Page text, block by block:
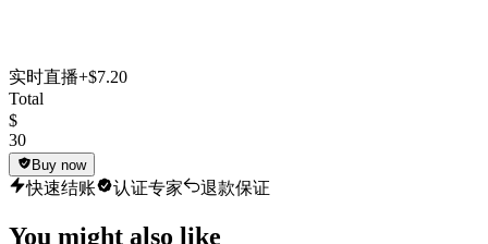
实时直播+$7.20
Total
$
30
Buy now
快速结账 认证专家 退款保证
You might also like